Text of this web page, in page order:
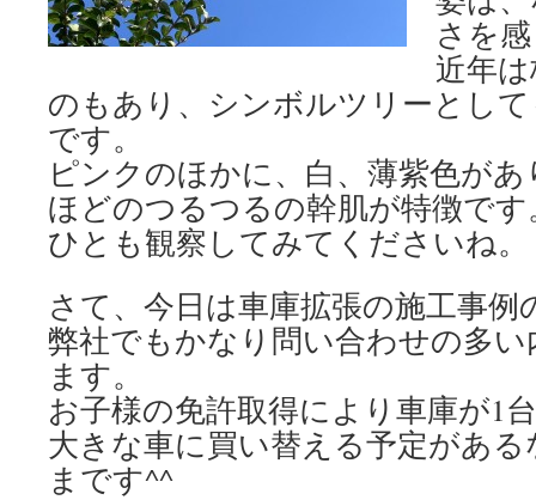
さを
近年
のもあり、シンボルツリーとし
です。
ピンクのほかに、白、薄紫色が
ほどのつるつるの幹肌が特徴で
ひとも観察してみてくださいね。
さて、今日は車庫拡張の施工事例
弊社でもかなり問い合わせの多
ます。
お子様の免許取得により車庫が1
大きな車に買い替える予定があ
まです^^